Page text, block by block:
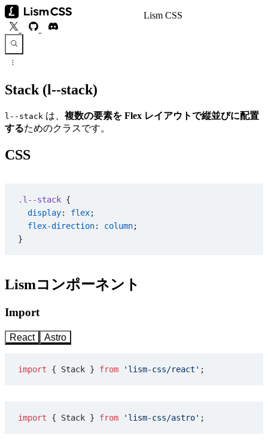
Lism CSS
Stack (l--stack)
l--stack は、 複数の要素を Flex レイアウトで縦並びに配置
するためのクラスです。
CSS
.l--stack {
  display
: flex;
  flex-direction
: column;
}
Lismコンポーネント
Import
React Astro
import { Stack } from 'lism-css/react' ;
import { Stack } from 'lism-css/astro' ;